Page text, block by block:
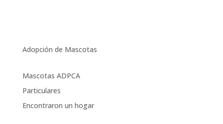
Adopción de Mascotas
Mascotas ADPCA
Particulares
Encontraron un hogar